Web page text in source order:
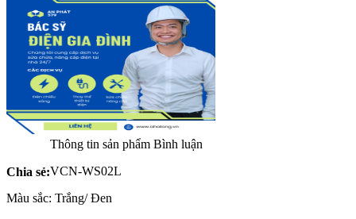
Chia sẻ:
Thông tin sản phẩm Bình luận
VCN-WS02L
Màu sắc: Trắng/ Đen